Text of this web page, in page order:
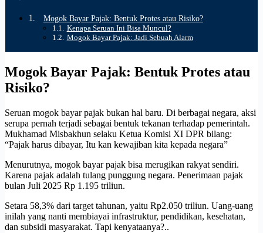
Mogok Bayar Pajak: Bentuk Protes atau Risiko?
Kenapa Seruan Ini Bisa Muncul?
Mogok Bayar Pajak: Jadi Sebuah Alarm
Mogok Bayar Pajak: Bentuk Protes atau
Risiko?
Seruan mogok bayar pajak bukan hal baru. Di berbagai negara, aksi
serupa pernah terjadi sebagai bentuk tekanan terhadap pemerintah.
Mukhamad Misbakhun selaku Ketua Komisi XI DPR bilang:
“Pajak harus dibayar, Itu kan kewajiban kita kepada negara”
Menurutnya, mogok bayar pajak bisa merugikan rakyat sendiri.
Karena pajak adalah tulang punggung negara. Penerimaan pajak
bulan Juli 2025 Rp 1.195 triliun.
Setara 58,3% dari target tahunan, yaitu Rp2.050 triliun. Uang-uang
inilah yang nanti membiayai infrastruktur, pendidikan, kesehatan,
dan subsidi masyarakat. Tapi kenyataanya?..